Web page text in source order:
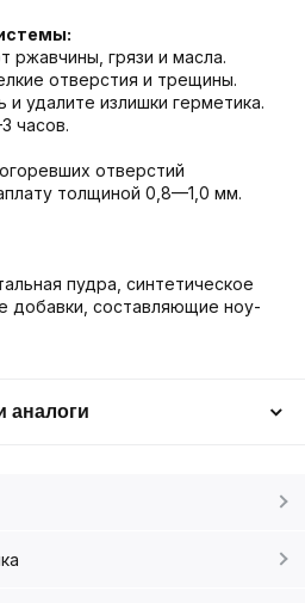
ржавчины, грязи и масла.
отверстия и трещины.
удалите излишки герметика.
часов.
отверстий
толщиной 0,8—1,0 мм.
пудра, синтетическое
добавки, составляющие ноу-
аналоги